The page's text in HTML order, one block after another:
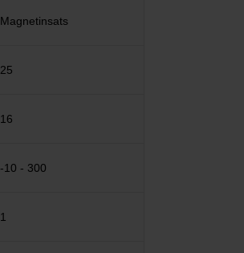
Magnetinsats
25
16
-10 - 300
1